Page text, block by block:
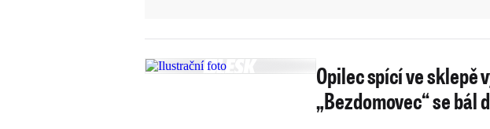
Opilec spící ve sklepě
„Bezdomovec“ se